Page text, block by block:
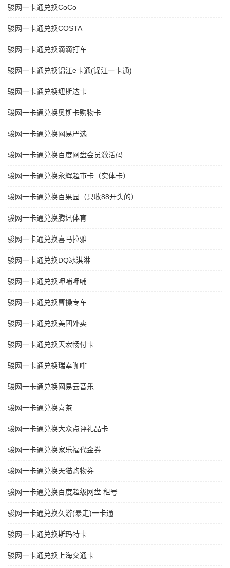
骏网一卡通兑换CoCo
骏网一卡通兑换COSTA
骏网一卡通兑换滴滴打车
骏网一卡通兑换锦江e卡通(锦江一卡通)
骏网一卡通兑换纽斯达卡
骏网一卡通兑换奥斯卡购物卡
骏网一卡通兑换网易严选
骏网一卡通兑换百度网盘会员激活码
骏网一卡通兑换永辉超市卡（实体卡）
骏网一卡通兑换百果园（只收88开头的）
骏网一卡通兑换腾讯体育
骏网一卡通兑换喜马拉雅
骏网一卡通兑换DQ冰淇淋
骏网一卡通兑换呷哺呷哺
骏网一卡通兑换曹操专车
骏网一卡通兑换美团外卖
骏网一卡通兑换天宏畅付卡
骏网一卡通兑换瑞幸咖啡
骏网一卡通兑换网易云音乐
骏网一卡通兑换喜茶
骏网一卡通兑换大众点评礼品卡
骏网一卡通兑换家乐福代金券
骏网一卡通兑换天猫购物券
骏网一卡通兑换百度超级网盘 租号
骏网一卡通兑换久游(暴走)一卡通
骏网一卡通兑换斯玛特卡
骏网一卡通兑换上海交通卡